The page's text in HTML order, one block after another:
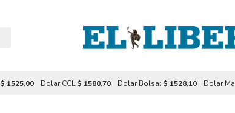
$ 1525,00 Dolar CCL:$ 1580,70 Dolar Bolsa: $ 1528,10 Dolar